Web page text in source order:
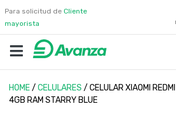
Para solicitud de Cliente
mayorista
HOME/ CELULARES / CELULAR XIAOMI
4GB RAM STARRY BLUE